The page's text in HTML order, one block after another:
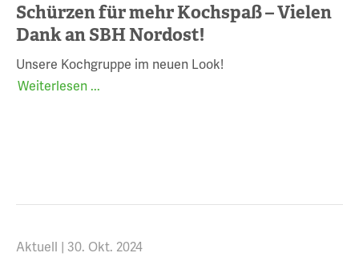
Schürzen für mehr Kochspaß – Vielen
Dank an SBH Nordost!
Unsere Kochgruppe im neuen Look!
Weiterlesen ...
Aktuell | 30. Okt. 2024